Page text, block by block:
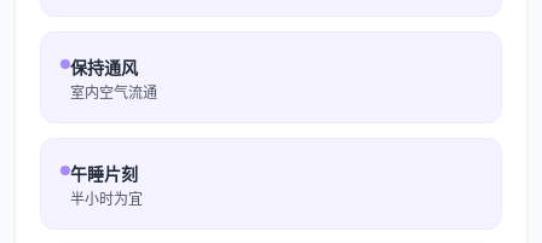
保持通风
室内空气流通
午睡片刻
半小时为宜